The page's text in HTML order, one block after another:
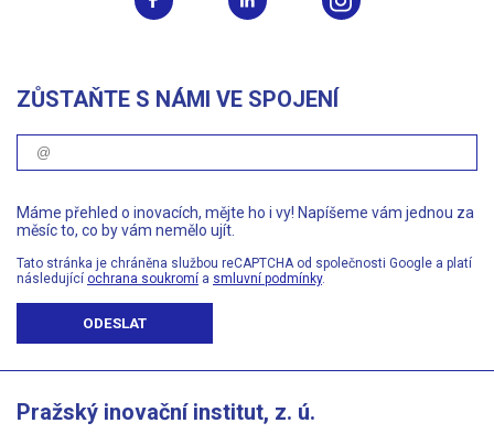
ZŮSTAŇTE S NÁMI VE SPOJENÍ
Máme přehled o inovacích, mějte ho i vy! Napíšeme vám jednou za
měsíc to, co by vám nemělo ujít.
Tato stránka je chráněna službou reCAPTCHA od společnosti Google a platí
následující ochrana soukromí a smluvní podmínky.
ODESLAT
Pražský inovační institut, z. ú.